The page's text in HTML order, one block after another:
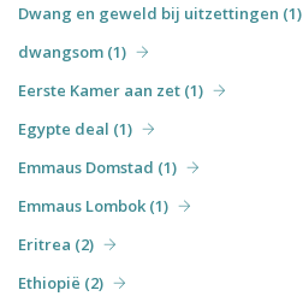
Dwang en geweld bij uitzettingen (1)
dwangsom (1)
Eerste Kamer aan zet (1)
Egypte deal (1)
Emmaus Domstad (1)
Emmaus Lombok (1)
Eritrea (2)
Ethiopië (2)